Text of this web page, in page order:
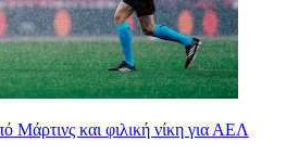
Μάρτινς και φιλική νίκη για ΑΕΛ